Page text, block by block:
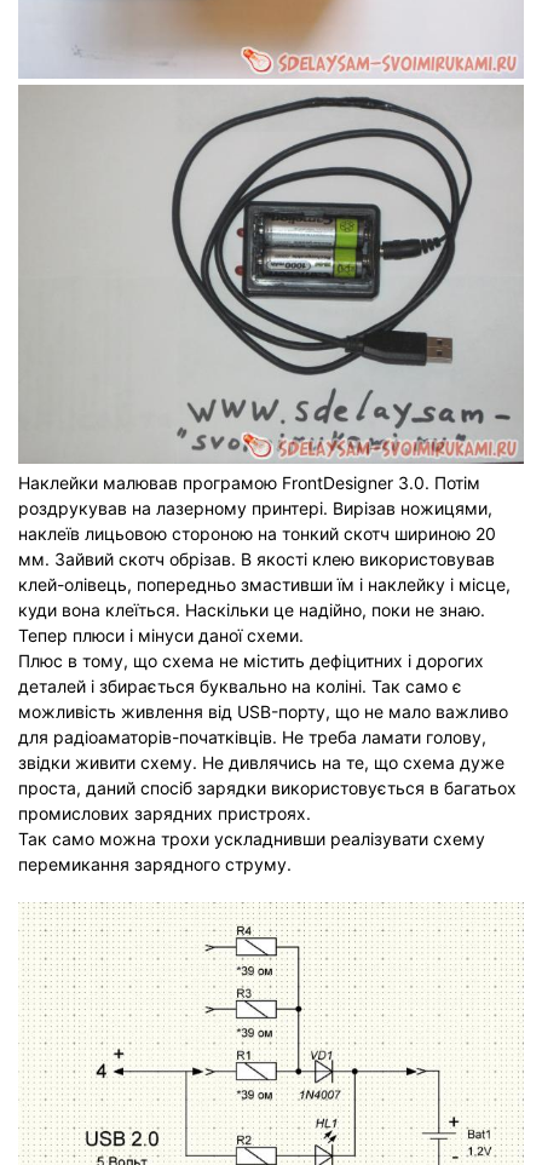
Наклейки малював програмою FrontDesigner 3.0. Потім
роздрукував на лазерному принтері. Вирізав ножицями,
наклеїв лицьовою стороною на тонкий скотч шириною 20
мм. Зайвий скотч обрізав. В якості клею використовував
клей-олівець, попередньо змастивши їм і наклейку і місце,
куди вона клеїться. Наскільки це надійно, поки не знаю.
Тепер плюси і мінуси даної схеми.
Плюс в тому, що схема не містить дефіцитних і дорогих
деталей і збирається буквально на коліні. Так само є
можливість живлення від USB-порту, що не мало важливо
для радіоаматорів-початківців. Не треба ламати голову,
звідки живити схему. Не дивлячись на те, що схема дуже
проста, даний спосіб зарядки використовується в багатьох
промислових зарядних пристроях.
Так само можна трохи ускладнивши реалізувати схему
перемикання зарядного струму.